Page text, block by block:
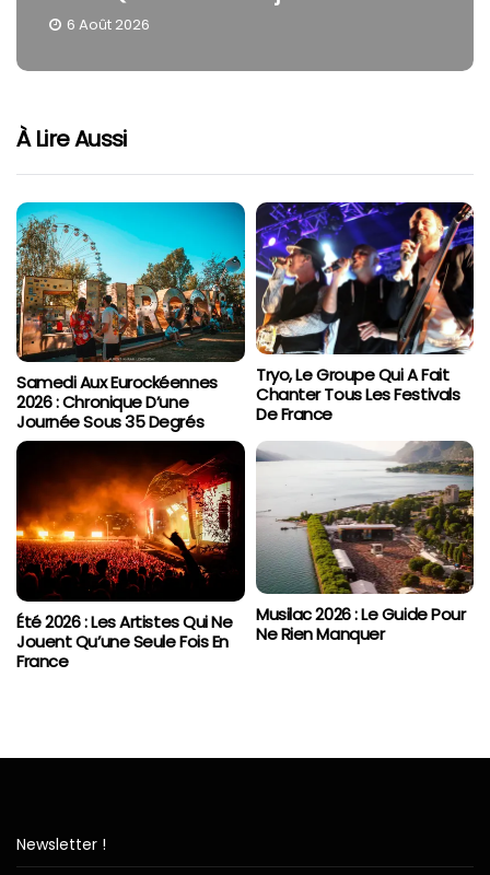
6 Août 2026
À Lire Aussi
Samedi Aux Eurockéennes
2026 : Chronique D’une
Journée Sous 35 Degrés
Tryo, Le Groupe Qui A Fait
Chanter Tous Les Festivals
De France
Été 2026 : Les Artistes Qui Ne
Jouent Qu’une Seule Fois En
France
Musilac 2026 : Le Guide Pour
Ne Rien Manquer
Newsletter !